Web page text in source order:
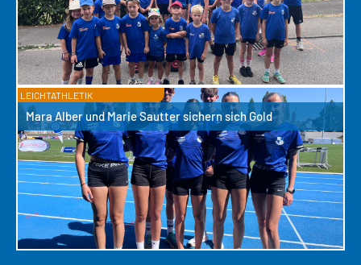
LEICHTATHLETIK
Mara Alber und Marie Sautter sichern sich Gold